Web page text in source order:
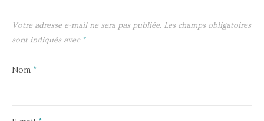
Votre adresse e-mail ne sera pas publiée. Les champs obligatoires
sont indiqués avec *
Nom *